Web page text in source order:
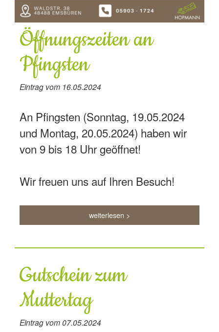
Öffnungszeiten an
Pfingsten
Eintrag vom 16.05.2024
An Pfingsten (Sonntag, 19.05.2024
und Montag, 20.05.2024) haben wir
von 9 bis 18 Uhr geöffnet!
Wir freuen uns auf Ihren Besuch!
weiterlesen >
Gutschein zum
Muttertag
Eintrag vom 07.05.2024